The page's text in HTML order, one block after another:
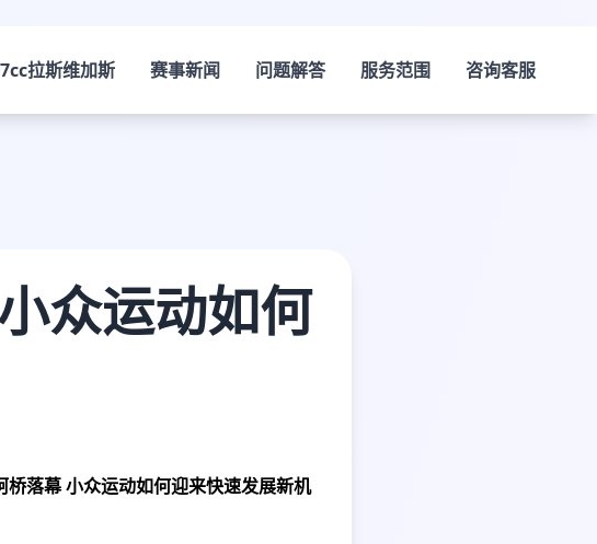
拉斯维加斯 赛事新闻 问题解答 服务范围 咨询客服
众运动如何
落幕 小众运动如何迎来快速发展新机